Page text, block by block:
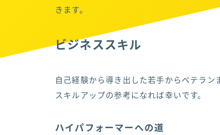
きます。
ビジネススキル
自己経験から導き出した若手からベテラン
スキルアップの参考になれば幸いです。
ハイパフォーマーへの道